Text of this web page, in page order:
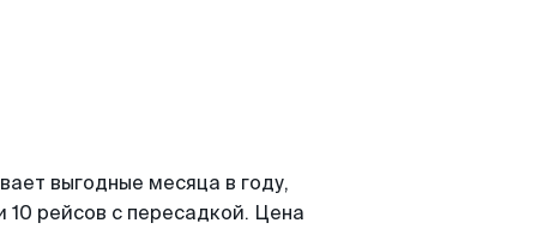
выгодные месяца в году,
рейсов с пересадкой. Цена